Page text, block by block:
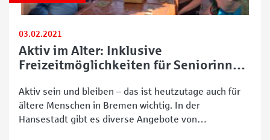
03.02.2021
Aktiv im Alter: Inklusive
Freizeitmöglichkeiten für Seniorinnen
Aktiv sein und bleiben – das ist heutzutage auch für
ältere Menschen in Bremen wichtig. In der
Hansestadt gibt es diverse Angebote von